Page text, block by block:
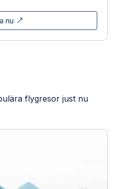
nu
flygresor just nu